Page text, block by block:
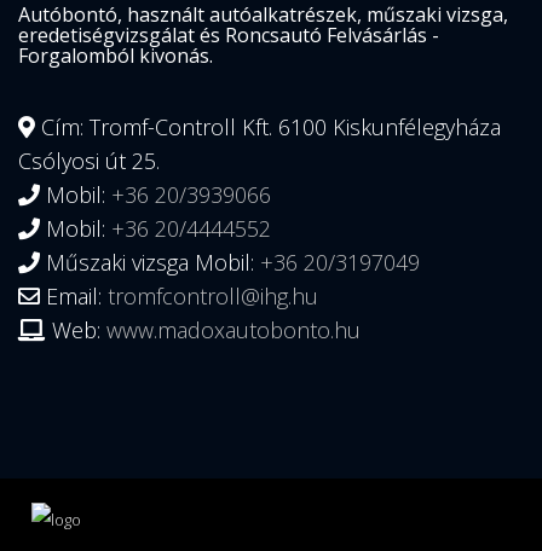
Autóbontó, használt autóalkatrészek, műszaki vizsga,
eredetiségvizsgálat és Roncsautó Felvásárlás -
Forgalomból kivonás.
Cím: Tromf-Controll Kft. 6100 Kiskunfélegyháza
Csólyosi út 25.
Mobil: +36 20/3939066
Mobil: +36 20/4444552
Műszaki vizsga Mobil: +36 20/3197049
Email: tromfcontroll@ihg.hu
Web: www.madoxautobonto.hu